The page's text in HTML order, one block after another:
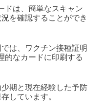
ドは、簡単なスキャン
を確認することができ
は、ワクチン接種証明
的なカードに印刷する
期と現在経験した予防
しています。